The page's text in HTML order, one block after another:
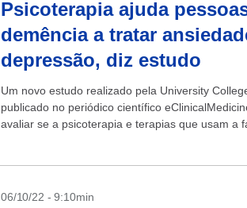
Psicoterapia ajuda
demência a tratar
depressão, diz estudo
Um novo estudo realizado pela University
publicado no periódico científico
avaliar se a psicoterapia e terapias que usam a
06/10/22 - 9:10min